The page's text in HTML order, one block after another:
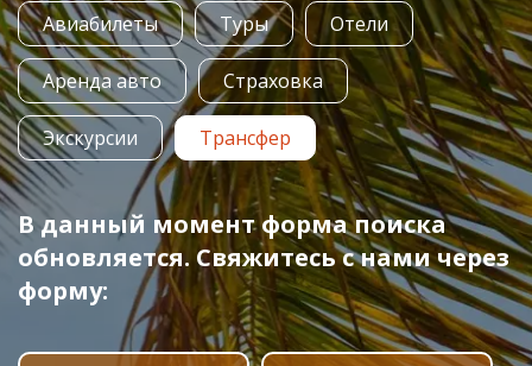
Авиабилеты Туры Отели
Аренда авто Страховка
Экскурсии Трансфер
В данный момент форма поиска
обновляется. Свяжитесь с нами через
форму: